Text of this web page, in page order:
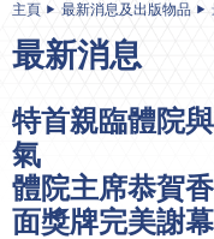
主頁 最新消息及出版物品
最新消息
特首親臨體院
氣
體院主席恭賀
面獎牌完美謝